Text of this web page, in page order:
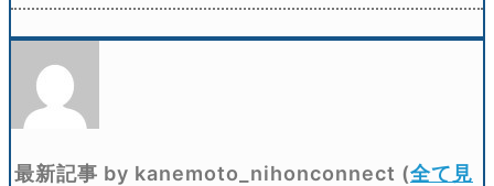
最新記事 by kanemoto_nihonconnect (全て見